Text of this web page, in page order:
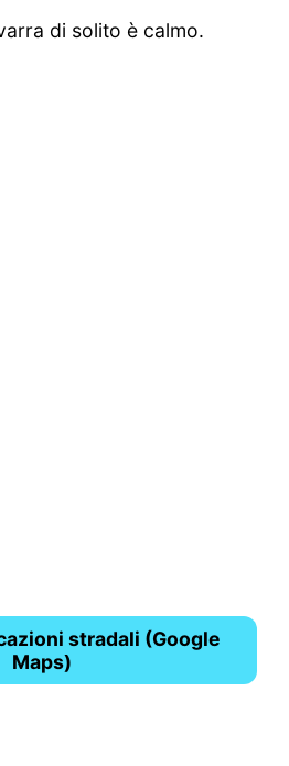
di solito è calmo.
stradali (Google
Maps)